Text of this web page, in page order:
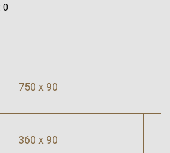
360 x 90
0
750 x 90